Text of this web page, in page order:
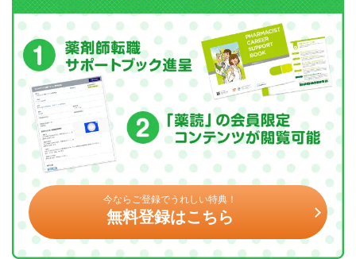
今ならご登録でうれしい特典！
無料登録はこちら